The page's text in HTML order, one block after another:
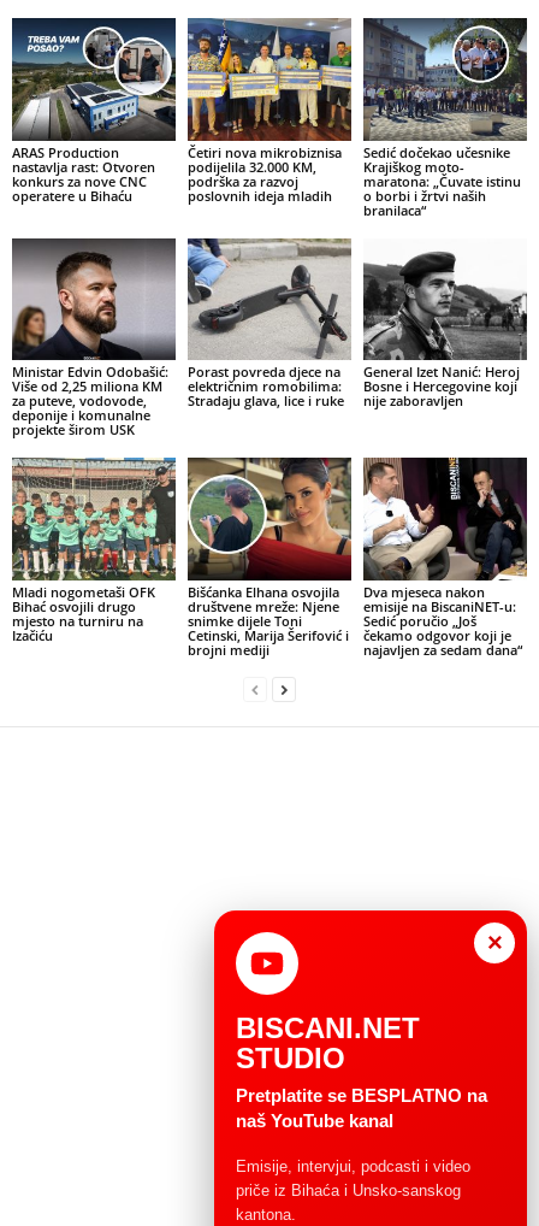
ARAS Production
nastavlja rast: Otvoren
konkurs za nove CNC
operatere u Bihaću
Četiri nova mikrobiznisa
podijelila 32.000 KM,
podrška za razvoj
poslovnih ideja mladih
Sedić dočekao učesnike
Krajiškog moto-
maratona: „Čuvate istinu
o borbi i žrtvi naših
branilaca“
Ministar Edvin Odobašić:
Više od 2,25 miliona KM
za puteve, vodovode,
deponije i komunalne
projekte širom USK
Porast povreda djece na
električnim romobilima:
Stradaju glava, lice i ruke
General Izet Nanić: Heroj
Bosne i Hercegovine koji
nije zaboravljen
Mladi nogometaši OFK
Bihać osvojili drugo
mjesto na turniru na
Izačiću
Bišćanka Elhana osvojila
društvene mreže: Njene
snimke dijele Toni
Cetinski, Marija Šerifović i
brojni mediji
Dva mjeseca nakon
emisije na BiscaniNET-u:
Sedić poručio „Još
čekamo odgovor koji je
najavljen za sedam dana“
×
BISCANI.NET
STUDIO
Pretplatite se BESPLATNO na
naš YouTube kanal
Emisije, intervjui, podcasti i video
priče iz Bihaća i Unsko-sanskog
kantona.